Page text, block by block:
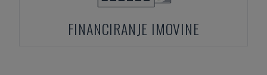
FINANCIRANJE IMOVINE